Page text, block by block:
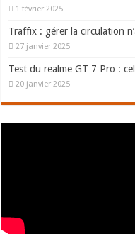
1 février 2025
Traffix : gérer la circulation
27 janvier 2025
Test du realme GT 7 Pro :
20 janvier 2025